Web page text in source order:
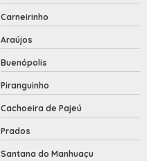
Carneirinho
Araújos
Buenópolis
Piranguinho
Cachoeira de Pajeú
Prados
Santana do Manhuaçu